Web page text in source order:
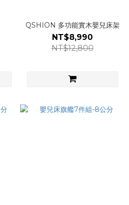
QSHION 多功能實木嬰兒床架
NT$8,990
NT$12,800